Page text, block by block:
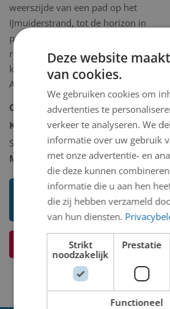
weerszijde van een pad op het
IJmuiderstrand, tot de horizon in
perspectief, uitgevoerd in diverse
roodtinten met verwerking van
krantenfragmenten in de afbeelding.
Afmetingen 47,5 x 68 cm.
Collectie: Kunstcollectie
Kunstcollectie omschrijving:
Schilderij/tekening/grafiek/foto/
Model 2D/3D: 2D binnen
Toon mij meer werken van Adrie
Hoekstra-van den Dool
Ik weet meer over dit kunstwerk
Deze website
van cookies.
We gebruiken cookies om
advertenties te
verkeer te analyseren. We
informatie over uw gebruik
met onze advertentie- en
die deze kunnen
informatie die u aan hen
die zij hebben verzameld
van hun diensten.
Strikt
noodzakelijk
Prestatie
Functioneel